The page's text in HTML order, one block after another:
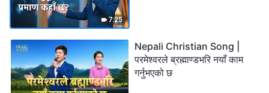
7:25
Nepali Christian Song |
परमेश्‍वरले ब्रह्माण्डभरि नयाँ काम
गर्नुभएको छ